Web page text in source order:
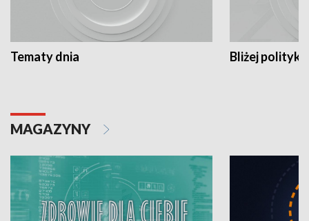
Tematy dnia Bliżej polityki
MAGAZYNY